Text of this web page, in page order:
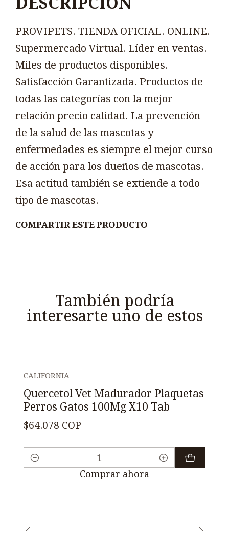
PROVIPETS. TIENDA OFICIAL. ONLINE.
Supermercado Virtual. Líder en ventas.
Miles de productos disponibles.
Satisfacción Garantizada. Productos de
todas las categorías con la mejor
relación precio calidad. La prevención
de la salud de las mascotas y
enfermedades es siempre el mejor curso
de acción para los dueños de mascotas.
Esa actitud también se extiende a todo
tipo de mascotas.
COMPARTIR ESTE PRODUCTO
También podría
interesarte uno de estos
CALIFORNIA
Quercetol Vet Madurador Plaquetas
Perros Gatos 100Mg X10 Tab
$64.078 COP
Cantidad
Comprar ahora